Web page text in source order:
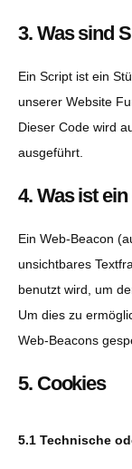
3. Was sind
Ein Script ist ein
unserer Website
Dieser Code wird
ausgeführt.
4. Was ist
Ein Web-Beacon
unsichtbares
benutzt wird, um
Um dies zu
Web-Beacons
5. Cookies
5.1 Technische